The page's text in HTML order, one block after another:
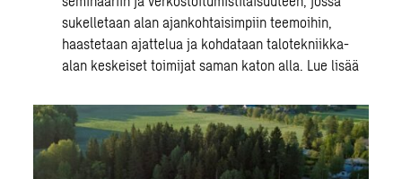
sukelletaan alan ajankohtaisimpiin teemoihin,
haastetaan ajattelua ja kohdataan talotekniikka-
alan keskeiset toimijat saman katon alla. Lue lisää